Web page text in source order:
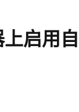
启用自